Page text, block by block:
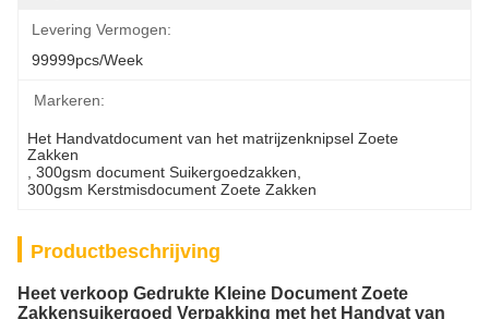
Levering Vermogen:
99999pcs/week
Markeren:
Het Handvatdocument van het matrijzenknipsel Zoete
Zakken
300gsm document Suikergoedzakken
300gsm Kerstmisdocument Zoete Zakken
Productbeschrijving
Heet verkoop Gedrukte Kleine Document Zoete
Zakkensuikergoed Verpakking met het Handvat van